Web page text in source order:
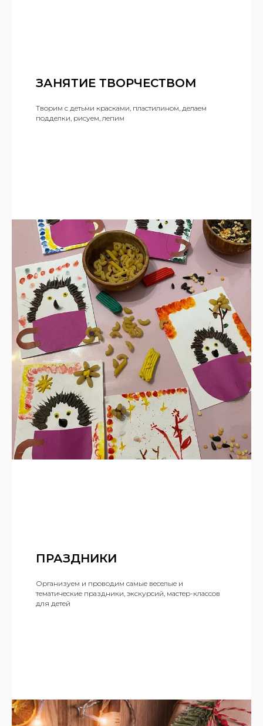
ЗАНЯТИЕ ТВОРЧЕСТВОМ
Творим с детьми красками, пластилином, делаем
подделки, рисуем, лепим
ПРАЗДНИКИ
Организуем и проводим самые веселые и
тематические праздники, экскурсий, мастер-классов
для детей